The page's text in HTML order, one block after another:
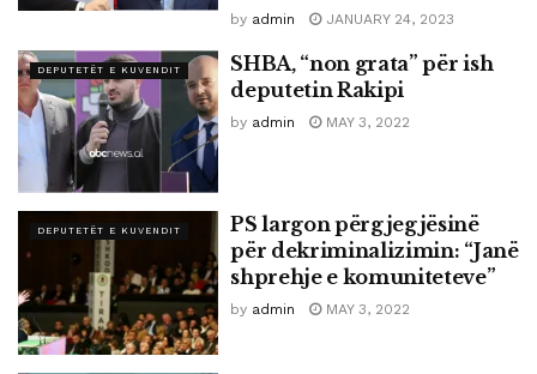
by admin JANUARY 24, 2023
DEPUTETËT E KUVENDIT
SHBA, “non grata” për ish
deputetin Rakipi
by admin MAY 3, 2022
DEPUTETËT E KUVENDIT
PS largon përgjegjësinë
për dekriminalizimin: “Janë
shprehje e komuniteteve”
by admin MAY 3, 2022